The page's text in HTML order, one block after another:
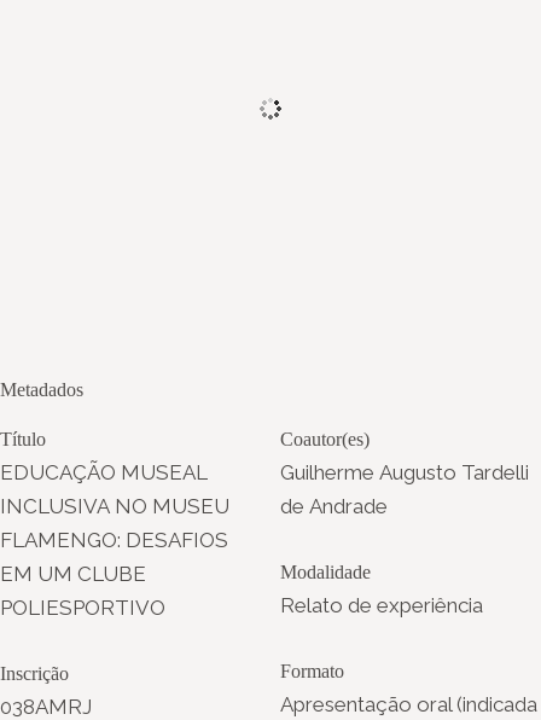
Metadados
Título
EDUCAÇÃO MUSEAL
INCLUSIVA NO MUSEU
FLAMENGO: DESAFIOS
EM UM CLUBE
POLIESPORTIVO
Inscrição
038AMRJ
Coautor(es)
Guilherme Augusto Tardelli
de Andrade
Modalidade
Relato de experiência
Formato
Apresentação oral (indicada